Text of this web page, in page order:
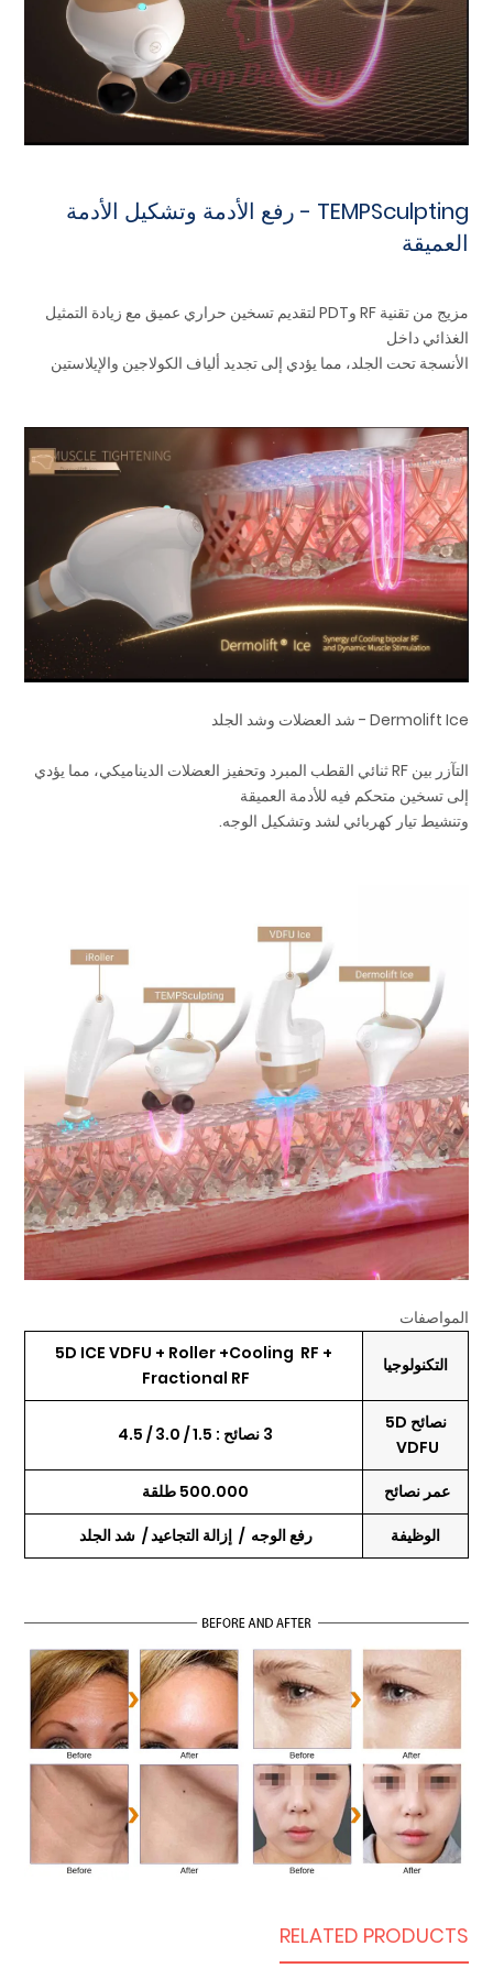
TEMPSculpting - رفع الأدمة وتشكيل الأدمة
العميقة
مزيج من تقنية RF وPDT لتقديم تسخين حراري عميق مع زيادة التمثيل
الغذائي داخل
الأنسجة تحت الجلد، مما يؤدي إلى تجديد ألياف الكولاجين والإيلاستين
Dermolift Ice - شد العضلات وشد الجلد
التآزر بين RF ثنائي القطب المبرد وتحفيز العضلات الديناميكي، مما يؤدي
إلى تسخين متحكم فيه للأدمة العميقة
وتنشيط تيار كهربائي لشد وتشكيل الوجه.
المواصفات
التكنولوجيا
5D ICE VDFU + Roller +Cooling RF +
Fractional RF
نصائح 5D
VDFU
3 نصائح : 1.5 / 3.0 / 4.5
عمر نصائح
500.000 طلقة
الوظيفة
رفع الوجه / إزالة التجاعيد / شد الجلد
RELATED PRODUCTS